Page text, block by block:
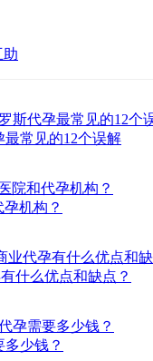
助
常见的12个误解
机构？
什么优点和缺点？
少钱？